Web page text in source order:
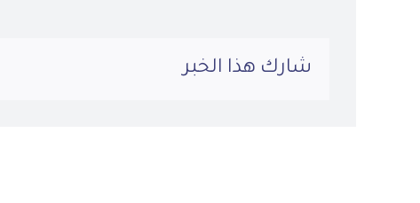
شارك هذا الخبر